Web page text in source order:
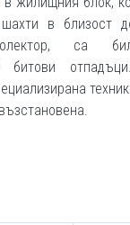
в близост
са
битови